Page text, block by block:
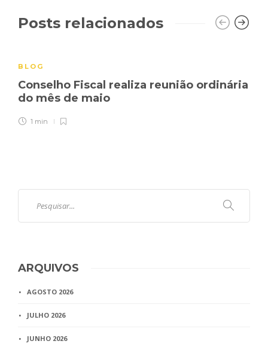
Posts relacionados
BLOG
Conselho Fiscal realiza reunião ordinária
do mês de maio
1 min
ARQUIVOS
AGOSTO 2026
JULHO 2026
JUNHO 2026